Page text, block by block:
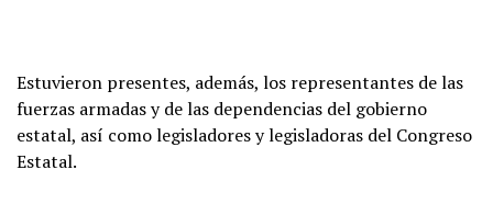
Estuvieron presentes, además, los representantes de las
fuerzas armadas y de las dependencias del gobierno
estatal, así como legisladores y legisladoras del Congreso
Estatal.